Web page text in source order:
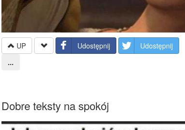
UP Udostępnij
Udostępnij
...
Dobre teksty na spokój